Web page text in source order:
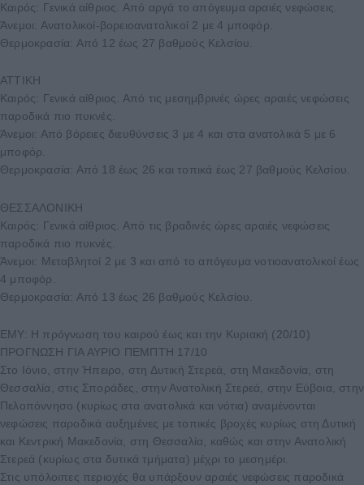
Καιρός: Γενικά αίθριος. Από αργά το απόγευμα αραιές νεφώσεις.
Άνεμοι: Ανατολικοί-βορειοανατολικοί 2 με 4 μποφόρ.
Θερμοκρασία: Από 12 έως 27 βαθμούς Κελσίου.
ΑΤΤΙΚΗ
Καιρός: Γενικά αίθριος. Από τις μεσημβρινές ώρες αραιές νεφώσεις
παροδικά πιο πυκνές.
Άνεμοι: Από βόρειες διευθύνσεις 3 με 4 και στα ανατολικά 5 με 6
μποφόρ.
Θερμοκρασία: Από 18 έως 26 και τοπικά έως 27 βαθμούς Κελσίου.
ΘΕΣΣΑΛΟΝΙΚΗ
Καιρός: Γενικά αίθριος. Από τις βραδινές ώρες αραιές νεφώσεις
παροδικά πιο πυκνές.
Άνεμοι: Μεταβλητοί 2 με 3 και από το απόγευμα νοτιοανατολικοί έως
4 μποφόρ.
Θερμοκρασία: Από 13 έως 26 βαθμούς Κελσίου.
ΕΜΥ: Η πρόγνωση του καιρού έως και την Κυριακή (20/10)
ΠΡΟΓΝΩΣΗ ΓΙΑ ΑΥΡΙΟ ΠΕΜΠΤΗ 17/10
Στο Ιόνιο, στην Ήπειρο, στη Δυτική Στερεά, στη Μακεδονία, στη
Θεσσαλία, στις Σποράδες, στην Ανατολική Στερεά, στην Εύβοια, στην
Πελοπόννησο (κυρίως στα ανατολικά και νότια) αναμένονται
νεφώσεις παροδικά αυξημένες με τοπικές βροχές κυρίως στη Δυτική
και Κεντρική Μακεδονία, στη Θεσσαλία, καθώς και στην Ανατολική
Στερεά (κυρίως στα δυτικά τμήματα) μέχρι το μεσημέρι.
Στις υπόλοιπες περιοχές θα υπάρξουν αραιές νεφώσεις παροδικά